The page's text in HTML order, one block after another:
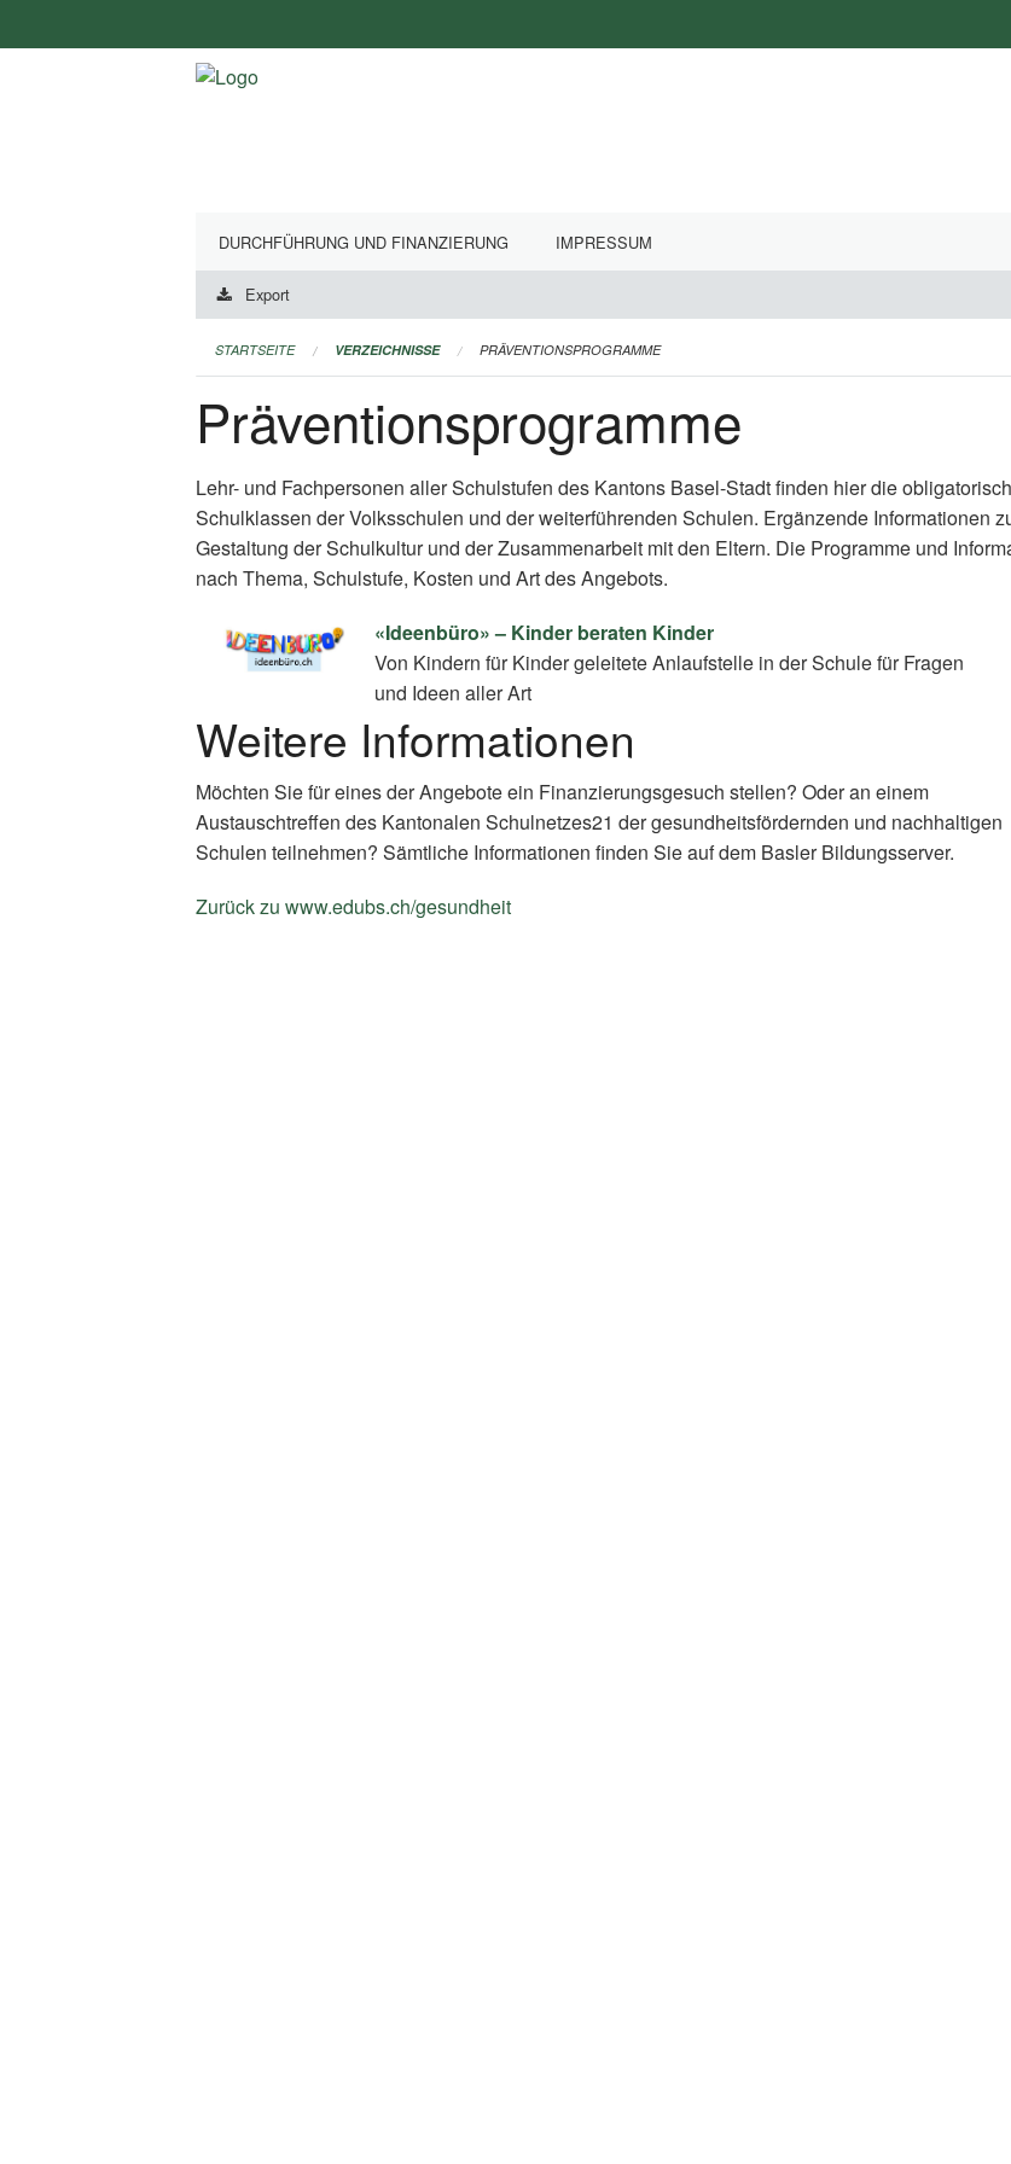
überspringen
DURCHFÜHRUNG UND FINANZIERUNG IMPRESSUM
Export
STARTSEITE VERZEICHNISSE PRÄVENTIONSPROGRAMME
Präventionsprogramme
Lehr- und Fachpersonen aller Schulstufen des Kantons Basel-Stadt finden hier die
Schulklassen der Volksschulen und der weiterführenden Schulen. Ergänzende Informationen
Gestaltung der Schulkultur und der Zusammenarbeit mit den Eltern. Die Programme und
nach Thema, Schulstufe, Kosten und Art des Angebots.
«Ideenbüro» – Kinder beraten Kinder
Von Kindern für Kinder geleitete Anlaufstelle in der Schule für Fragen
und Ideen aller Art
Weitere Informationen
Möchten Sie für eines der Angebote ein Finanzierungsgesuch stellen? Oder an einem
Austauschtreffen des Kantonalen Schulnetzes21 der gesundheitsfördernden und nachhaltigen
Schulen teilnehmen? Sämtliche Informationen finden Sie auf dem Basler Bildungsserver.
Zurück zu www.edubs.ch/gesundheit